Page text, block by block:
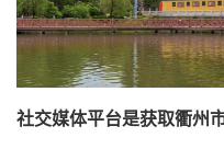
社交媒体平台是获取衢州